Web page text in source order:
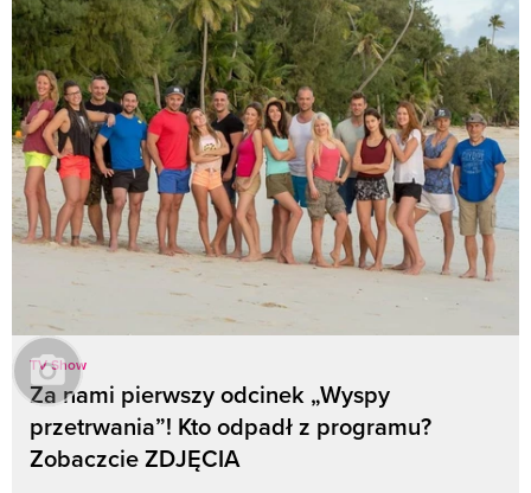
TV Show
Za nami pierwszy odcinek „Wyspy
przetrwania”! Kto odpadł z programu?
Zobaczcie ZDJĘCIA